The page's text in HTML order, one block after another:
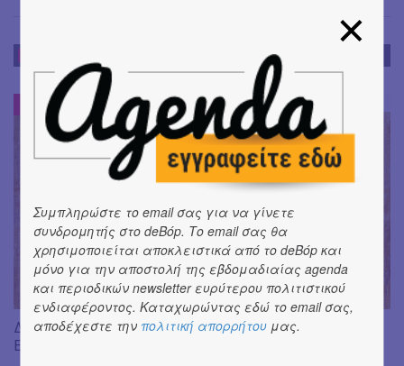
DE-BOOK
Διαβάσαμε: «Η πηγή των δακρύων» του Jean-Paul Dubois ||
Εκδ. Δώμα
Συμπληρώστε το email σας για να γίνετε
συνδρομητής στο deBόp. Το email σας θα
χρησιμοποιείται αποκλειστικά από το deBόp και
μόνο για την αποστολή της εβδομαδιαίας agenda
και περιοδικών newsletter ευρύτερου πολιτιστικού
ενδιαφέροντος. Καταχωρώντας εδώ το email σας,
αποδέχεστε την πολιτική απορρήτου μας.